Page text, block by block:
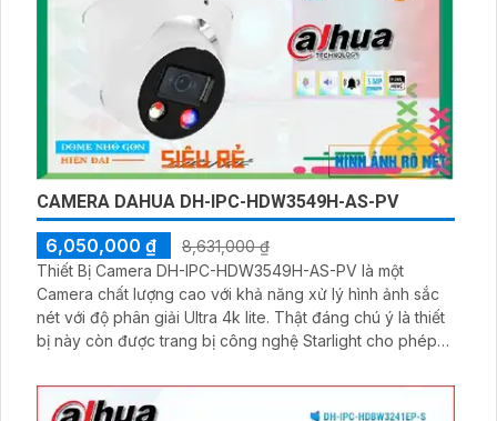
CAMERA DAHUA DH-IPC-HDW3549H-AS-PV
6,050,000 ₫
8,631,000 ₫
Thiết Bị Camera DH-IPC-HDW3549H-AS-PV là một
Camera chất lượng cao với khả năng xử lý hình ảnh sắc
nét với độ phân giải Ultra 4k lite. Thật đáng chú ý là thiết
bị này còn được trang bị công nghệ Starlight cho phép
chất lượng hình ảnh sắc nét